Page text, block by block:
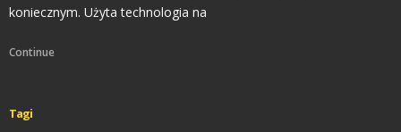
koniecznym. Użyta technologia na
Continue
Tagi